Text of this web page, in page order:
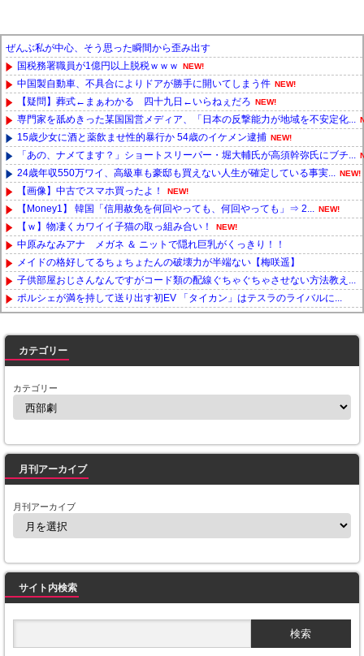
ぜんぶ私が中心、そう思った瞬間から歪み出す
国税務署職員が1億円以上脱税ｗｗｗ
NEW!
中国製自動車、不具合によりドアが勝手に開いてしまう件 NEW!
【疑問】葬式←まぁわかる 四十九日←いらねぇだろ NEW!
専門家を舐めきった某国国営メディア、「日本の反撃能力が地域を不安定化...
15歳少女に酒と薬飲ませ性的暴行か 54歳のイケメン逮捕 NEW!
「あの、ナメてます？」ショートスリーパー・堀大輔氏が高須幹弥氏にブチ...
24歳年収550万ワイ、高級車も豪邸も買えない人生が確定している事実... NEW!
【画像】中古でスマホ買ったよ！ NEW!
【Money1】 韓国「信用赦免を何回やっても、何回やっても」⇒ 2... NEW!
【ｗ】物凄くカワイイ子猫の取っ組み合い！ NEW!
中原みなみアナ メガネ ＆ ニットで隠れ巨乳がくっきり！！
メイドの格好してるちょちょたんの破壊力が半端ない【梅咲遥】
子供部屋おじさんなんですがコード類の配線ぐちゃぐちゃさせない方法教え...
ポルシェが満を持して送り出す初EV 「タイカン」はテスラのライバルに...
カテゴリー
カテゴリー
月刊アーカイブ
月刊アーカイブ
サイト内検索